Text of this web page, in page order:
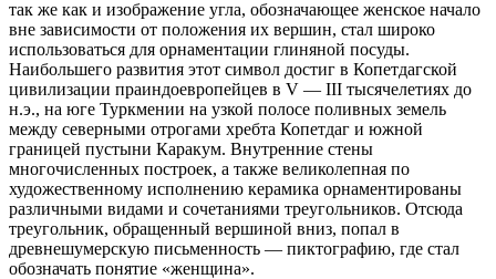
так же как и изображение угла, обозначающее женское начало
вне зависимости от положения их вершин, стал широко
использоваться для орнаментации глиняной посуды.
Наибольшего развития этот символ достиг в Копетдагской
цивилизации праиндоевропейцев в V — III тысячелетиях до
н.э., на юге Туркмении на узкой полосе поливных земель
между северными отрогами хребта Копетдаг и южной
границей пустыни Каракум. Внутренние стены
многочисленных построек, а также великолепная по
художественному исполнению керамика орнаментированы
различными видами и сочетаниями треугольников. Отсюда
треугольник, обращенный вершиной вниз, попал в
древнешумерскую письменность — пиктографию, где стал
обозначать понятие «женщина».